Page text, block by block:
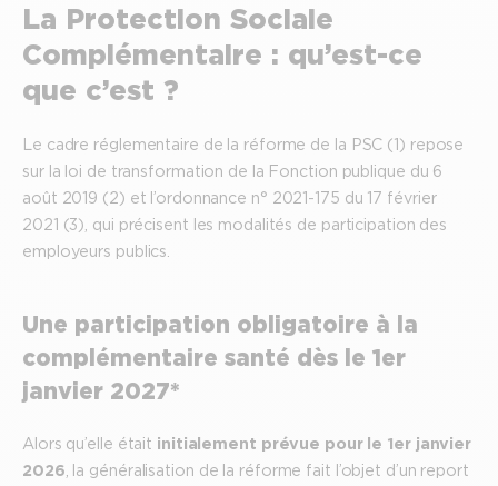
La Protection Sociale
Complémentaire : qu’est-ce
que c’est ?
Le cadre réglementaire de la réforme de la PSC (1) repose
sur la loi de transformation de la Fonction publique du 6
août 2019 (2) et l’ordonnance n° 2021-175 du 17 février
2021 (3), qui précisent les modalités de participation des
employeurs publics.
Une participation obligatoire à la
complémentaire santé dès le 1er
janvier 2027*
Alors qu’elle était initialement prévue pour le 1er janvier
2026 , la généralisation de la réforme fait l’objet d’un report